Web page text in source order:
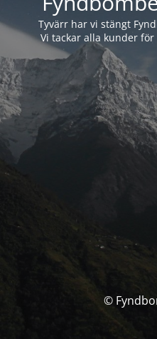
Tyvärr har vi stängt
Vi tackar alla kunder
©